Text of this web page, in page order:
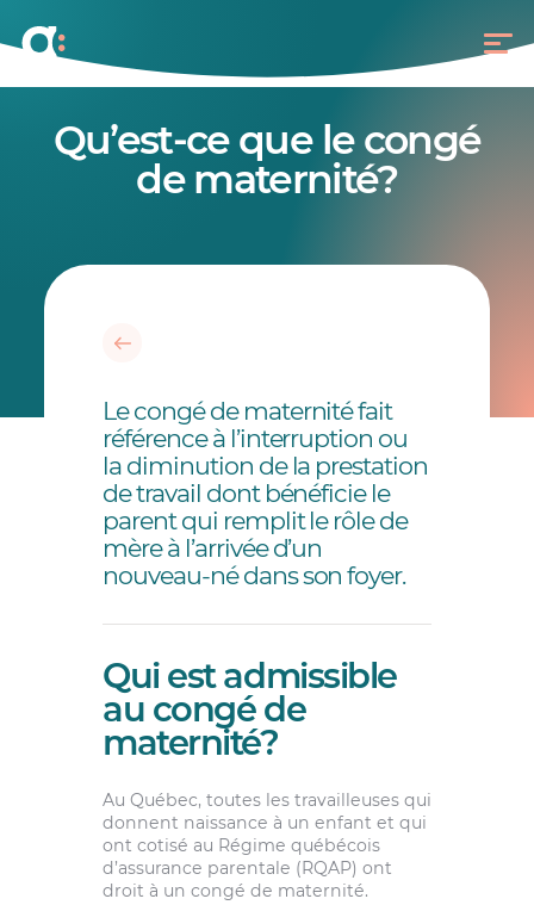
Qu’est-ce que le congé
de maternité?
Le congé de maternité fait
référence à l’interruption ou
la diminution de la prestation
de travail dont bénéficie le
parent qui remplit le rôle de
mère à l’arrivée d’un
nouveau-né dans son foyer.
Qui est admissible
au congé de
maternité?
Au Québec, toutes les travailleuses qui
donnent naissance à un enfant et qui
ont cotisé au Régime québécois
d’assurance parentale (RQAP) ont
droit à un congé de maternité.